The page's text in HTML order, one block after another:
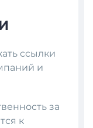
ссылки
и
за
к